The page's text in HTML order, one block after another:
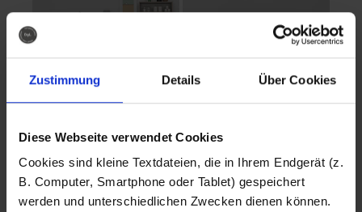
Zustimmung Details Über Cookies
Diese Webseite verwendet Cookies
Cookies sind kleine Textdateien, die in Ihrem Endgerät (z.
B. Computer, Smartphone oder Tablet) gespeichert
werden und unterschiedlichen Zwecken dienen können.
Fotografo: Lorenz
Sternbach
Fotografo: Lorenz
Sternbach